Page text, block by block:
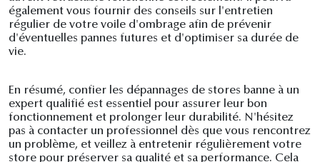
également vous fournir des conseils sur l'entretien
régulier de votre voile d'ombrage afin de prévenir
d'éventuelles pannes futures et d'optimiser sa durée de
vie.
En résumé, confier les dépannages de stores banne à un
expert qualifié est essentiel pour assurer leur bon
fonctionnement et prolonger leur durabilité. N'hésitez
pas à contacter un professionnel dès que vous rencontrez
un problème, et veillez à entretenir régulièrement votre
store pour préserver sa qualité et sa performance. Cela